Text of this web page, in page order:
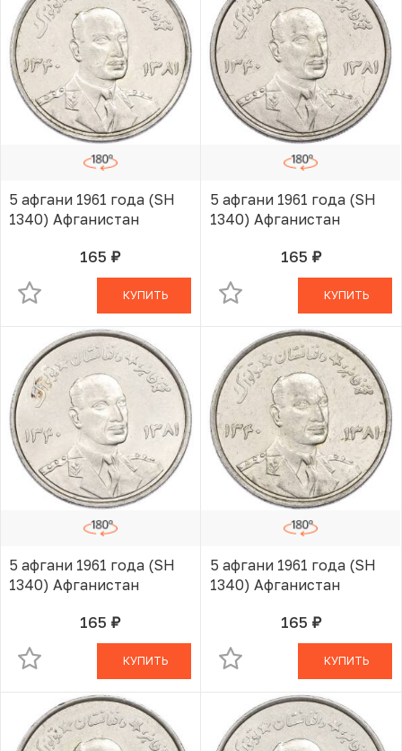
5 афгани 1961 года (SH
1340) Афганистан
165 руб.В КОРЗИНЕ
КУПИТЬ
5 афгани 1961 года (SH
1340) Афганистан
165 руб.В КОРЗИНЕ
КУПИТЬ
5 афгани 1961 года (SH
1340) Афганистан
165 руб.В КОРЗИНЕ
КУПИТЬ
5 афгани 1961 года (SH
1340) Афганистан
165 руб.В КОРЗИНЕ
КУПИТЬ